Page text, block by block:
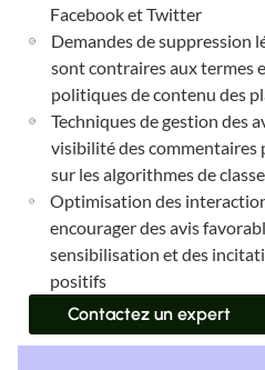
Facebook et Twitter
Demandes de suppression
sont contraires aux termes
politiques de contenu des
Techniques de gestion des
visibilité des
sur les algorithmes de
Optimisation des
encourager des avis
sensibilisation et des
positifs
Contactez un expert